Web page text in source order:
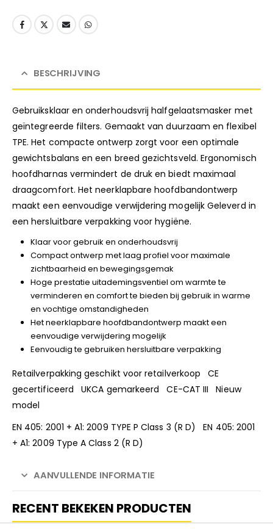
BESCHRIJVING
Gebruiksklaar en onderhoudsvrij halfgelaatsmasker met
geïntegreerde filters. Gemaakt van duurzaam en flexibel
TPE. Het compacte ontwerp zorgt voor een optimale
gewichtsbalans en een breed gezichtsveld. Ergonomisch
hoofdharnas vermindert de druk en biedt maximaal
draagcomfort. Het neerklapbare hoofdbandontwerp
maakt een eenvoudige verwijdering mogelijk Geleverd in
een hersluitbare verpakking voor hygiëne.
Klaar voor gebruik en onderhoudsvrij
Compact ontwerp met laag profiel voor maximale
zichtbaarheid en bewegingsgemak
Hoge prestatie uitademingsventiel om warmte te
verminderen en comfort te bieden bij gebruik in warme
en vochtige omstandigheden
Het neerklapbare hoofdbandontwerp maakt een
eenvoudige verwijdering mogelijk
Eenvoudig te gebruiken hersluitbare verpakking
Retailverpakking geschikt voor retailverkoop CE
gecertificeerd UKCA gemarkeerd CE-CAT III Nieuw
model
EN 405: 2001 + A1: 2009 TYPE P Class 3 (R D) EN 405: 2001
+ A1: 2009 Type A Class 2 (R D)
AANVULLENDE INFORMATIE
RECENT BEKEKEN PRODUCTEN